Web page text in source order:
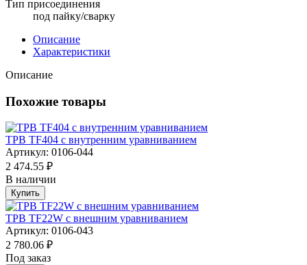
Тип присоединения
под пайку/сварку
Описание
Характеристики
Описание
Похожие товары
ТРВ TF404 с внутренним уравниванием
Артикул: 0106-044
2 474.55 ₽
В наличии
Купить
ТРВ TF22W с внешним уравниванием
Артикул: 0106-043
2 780.06 ₽
Под заказ